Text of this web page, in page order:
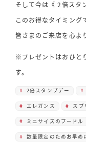
そして今は《 2倍スタ
このお得なタイミング
皆さまのご来店を心よ
※プレゼントはおひと
す。
2倍スタンプデー
エレガンス スプ
ミニサイズのプードル
数量限定のためお早め